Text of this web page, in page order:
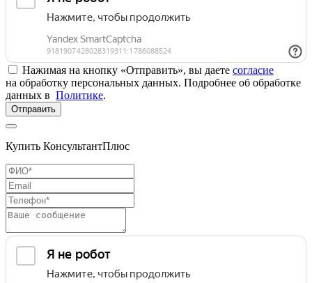
Нажимая на кнопку «Отправить», вы даете согласие
на обработку персональных данных. Подробнее об обработке
данных в Политике.
Отправить
Купить КонсультантПлюс